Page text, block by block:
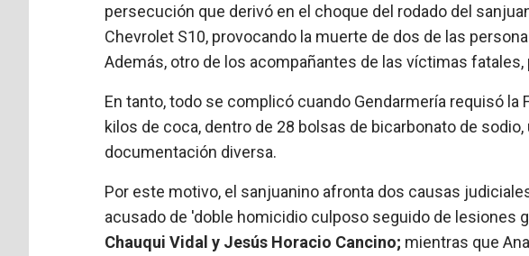
persecución que derivó en el choque del rodado del
Chevrolet S10, provocando la muerte de dos de las
Además, otro de los acompañantes de las víctimas
En tanto, todo se complicó cuando Gendarmería requisó la
kilos de coca, dentro de 28 bolsas de bicarbonato de
documentación diversa.
Por este motivo, el sanjuanino afronta dos causas
acusado de 'doble homicidio culposo seguido de lesiones
Chauqui Vidal y Jesús Horacio Cancino; mientras que